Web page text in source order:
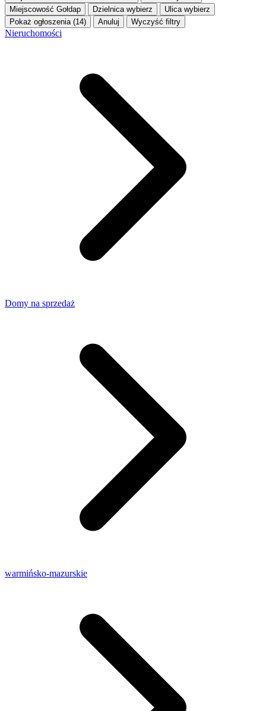
Miejscowość Gołdap Dzielnica wybierz Ulica wybierz
Pokaż ogłoszenia (14)
Anuluj Wyczyść filtry
Nieruchomości
Domy na sprzedaż
warmińsko-mazurskie